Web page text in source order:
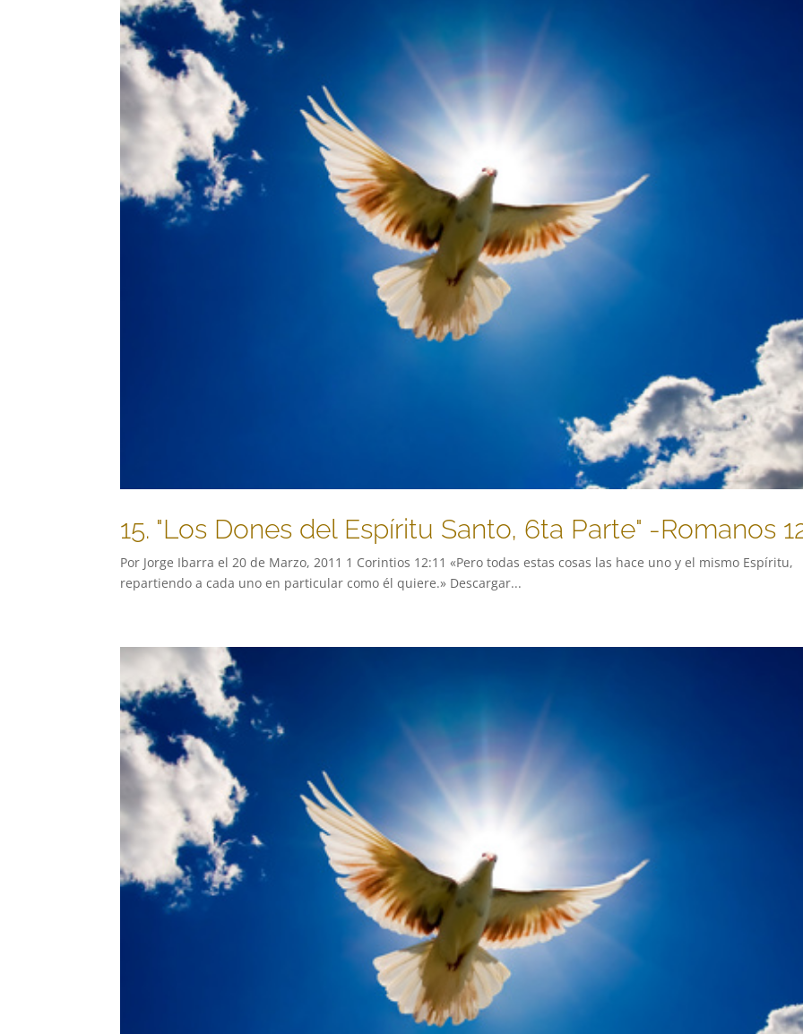
15. "Los Dones del Espíritu Santo, 6ta Parte" -Romanos
Por Jorge Ibarra el 20 de Marzo, 2011 1 Corintios 12:11 «Pero todas estas cosas las hace uno y el mismo Espíritu,
repartiendo a cada uno en particular como él quiere.» Descargar...